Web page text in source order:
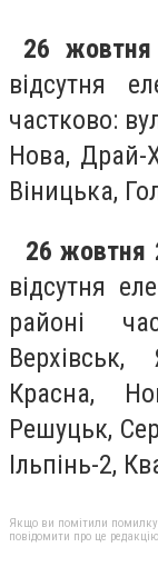
26 жовтня
відсутня
частково:
Нова, Драй-
Віницька,
26 жовтня
відсутня
районі
Красна,
Решуцьк,
Ільпінь-2,
Якщо ви помітили помилку,
повідомити про це редакцію